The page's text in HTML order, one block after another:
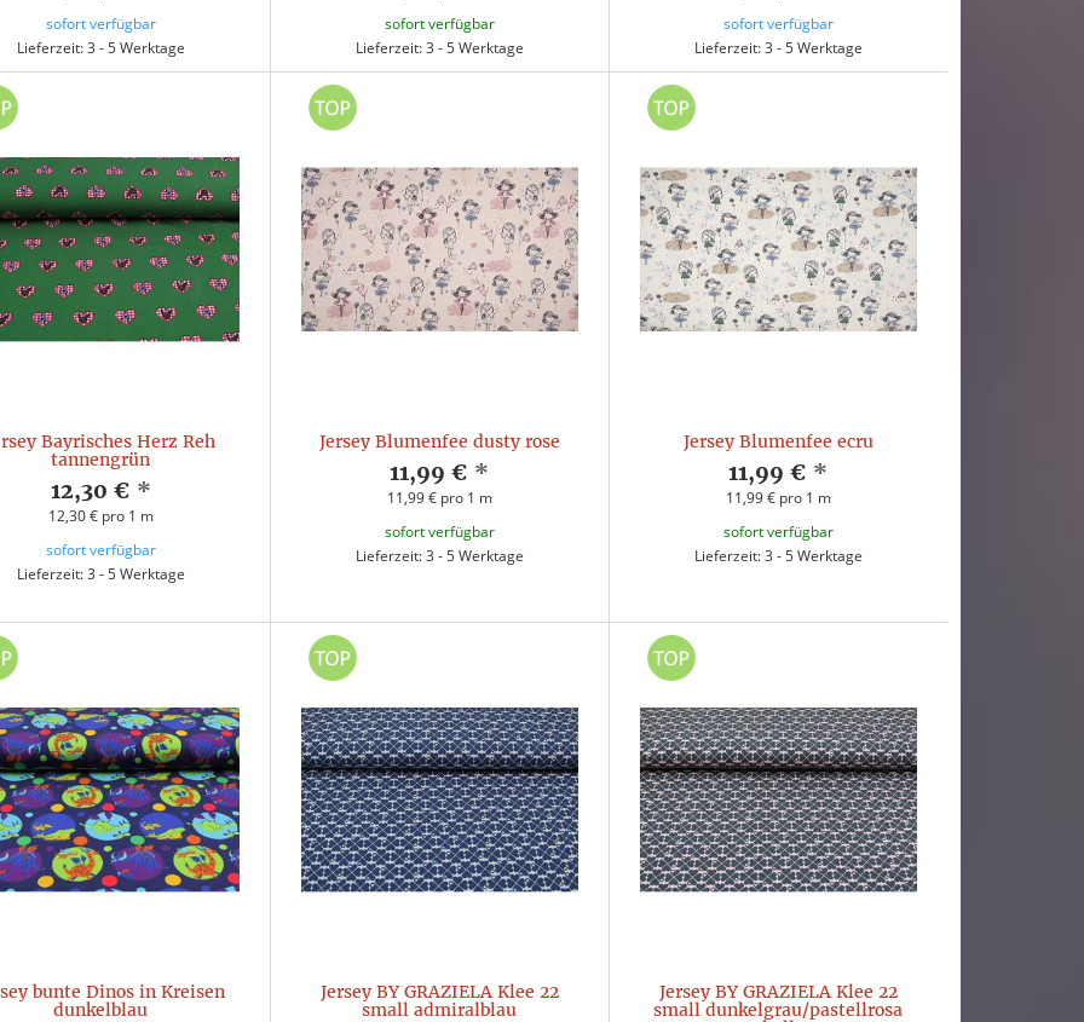
sofort verfügbar
Lieferzeit: 3 - 5 Werktage
sofort verfügbar
Lieferzeit: 3 - 5 Werktage
sofort verfügbar
Lieferzeit: 3 - 5 Werktage
Bayrisches Herz Reh
tannengrün
12,30 € *
12,30 € pro 1 m
sofort verfügbar
Lieferzeit: 3 - 5 Werktage
Jersey Blumenfee dusty rose
11,99 € *
11,99 € pro 1 m
sofort verfügbar
Lieferzeit: 3 - 5 Werktage
Jersey Blumenfee ecru
11,99 € *
11,99 € pro 1 m
sofort verfügbar
Lieferzeit: 3 - 5 Werktage
bunte Dinos in Kreisen
dunkelblau
Jersey BY GRAZIELA Klee 22
small admiralblau
Jersey BY GRAZIELA Klee 22
small dunkelgrau/pastellrosa